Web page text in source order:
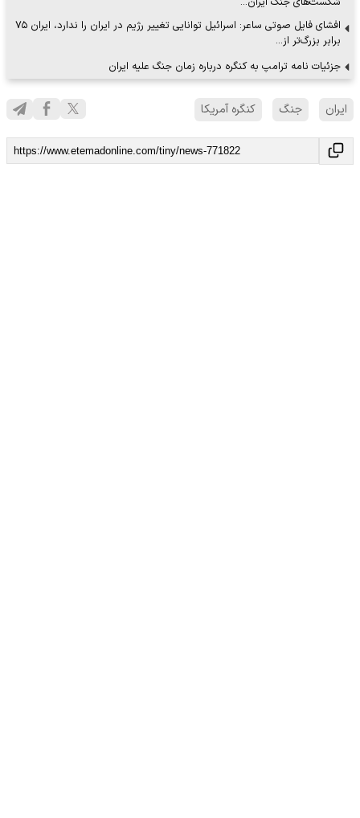
افشای فایل صوتی ساعر: اسرائیل توانایی تغییر رژیم در ایران را ندارد، ایران ۷۵
برابر بزرگ‌تر از…
جزئیات نامه ترامپ به کنگره درباره زمان جنگ علیه ایران
ایران جنگ کنگره آمریکا